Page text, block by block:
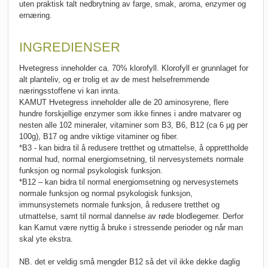
uten praktisk talt nedbrytning av farge, smak, aroma, enzymer og
ernæring.
INGREDIENSER
Hvetegress inneholder ca. 70% klorofyll. Klorofyll er grunnlaget for
alt planteliv, og er trolig et av de mest helsefremmende
næringsstoffene vi kan innta.
KAMUT Hvetegress inneholder alle de 20 aminosyrene, flere
hundre forskjellige enzymer som ikke finnes i andre matvarer og
nesten alle 102 mineraler, vitaminer som B3, B6, B12 (ca 6 µg per
100g), B17 og andre viktige vitaminer og fiber.
*B3 - kan bidra til å redusere tretthet og utmattelse, å opprettholde
normal hud, normal energiomsetning, til nervesystemets normale
funksjon og normal psykologisk funksjon.
*B12 – kan bidra til normal energiomsetning og nervesystemets
normale funksjon og normal psykologisk funksjon,
immunsystemets normale funksjon, å redusere tretthet og
utmattelse, samt til normal dannelse av røde blodlegemer. Derfor
kan Kamut være nyttig å bruke i stressende perioder og når man
skal yte ekstra.
NB. det er veldig små mengder B12 så det vil ikke dekke daglig